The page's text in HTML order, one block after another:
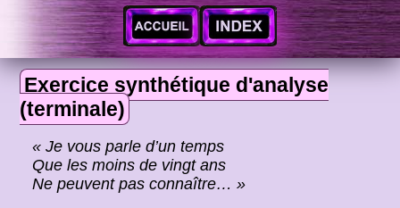
Exercice synthétique d'analyse
(terminale)
« Je vous parle d’un temps
Que les moins de vingt ans
Ne peuvent pas connaître… »